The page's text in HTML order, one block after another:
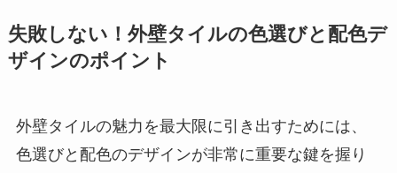
失敗しない！外壁タイルの色選びと配色デ
ザインのポイント
外壁タイルの魅力を最大限に引き出すためには、
色選びと配色のデザインが非常に重要な鍵を握り